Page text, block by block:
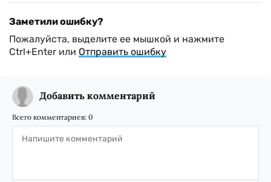
Заметили ошибку?
Пожалуйста, выделите ее мышкой и нажмите
Ctrl+Enter или Отправить ошибку
Добавить комментарий
Всего комментариев: 0